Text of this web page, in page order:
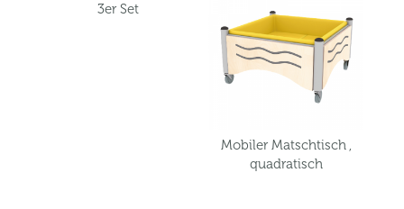
3er Set
Mobiler Matschtisch ,
quadratisch